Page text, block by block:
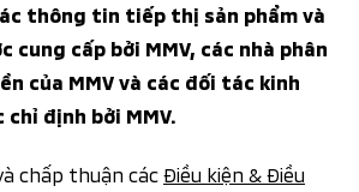
thông tin tiếp thị sản phẩm và
cung cấp bởi MMV, các nhà phân
của MMV và các đối tác kinh
chỉ định bởi MMV.
chấp thuận cácĐiều kiện & Điều